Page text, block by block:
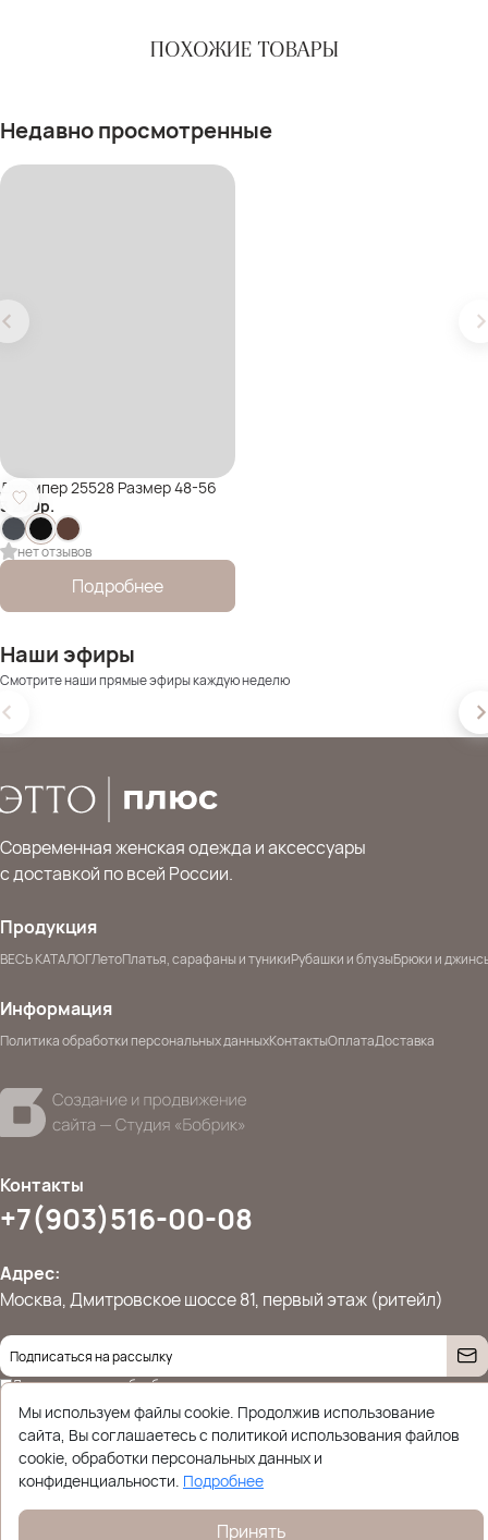
ПОХОЖИЕ ТОВАРЫ
Недавно просмотренные
Джемпер 25528 Размер 48-56
3 200р.
нет отзывов
Подробнее
Наши эфиры
Смотрите наши прямые эфиры каждую неделю
Современная женская одежда и аксессуары
с доставкой по всей России.
Продукция
ВЕСЬ КАТАЛОГЛетоПлатья, сарафаны и туникиРубашки и блузыБрюки и
Информация
Политика обработки персональных данныхКонтактыОплатаДоставка
Контакты
+7(903)516-00-08
Адрес:
Москва, Дмитровское шоссе 81, первый этаж (ритейл)
Даю согласие наобработку персональных данных
© 2026 Ettoplus.ru — Все права защищены.
Политика конфиденциальности
Мы используем файлы cookie. Продолжив использование
сайта, Вы соглашаетесь с политикой использования файлов
cookie, обработки персональных данных и
конфиденциальности. Подробнее
Принять